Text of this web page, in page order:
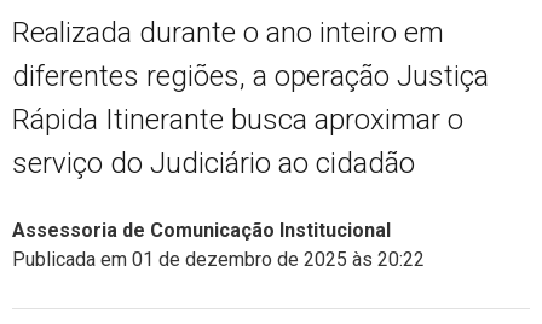
Realizada durante o ano inteiro em
diferentes regiões, a operação Justiça
Rápida Itinerante busca aproximar o
serviço do Judiciário ao cidadão
Assessoria de Comunicação Institucional
Publicada em 01 de dezembro de 2025 às 20:22